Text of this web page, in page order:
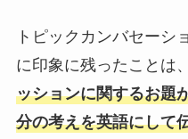
トピックカンバセーシ
に印象に残ったことは、
ッションに関するお題
分の考えを英語にして